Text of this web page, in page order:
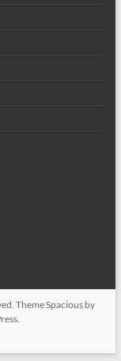
ThemeSpacious by
.